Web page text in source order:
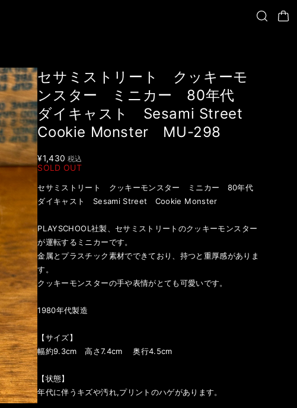
セサミストリート クッキーモ
ンスター ミニカー 80年代
ダイキャスト Sesami Street
Cookie Monster MU-298
¥1,430 税込
SOLD OUT
セサミストリート クッキーモンスター ミニカー 80年代
ダイキャスト Sesami Street Cookie Monster
PLAYSCHOOL社製、セサミストリートのクッキーモンスター
が運転するミニカーです。
金属とプラスチック素材でできており、持つと重厚感がありま
す。
クッキーモンスターの手や表情がとても可愛いです。
1980年代製造
【サイズ】
幅約9.3cm 高さ7.4cm 奥行4.5cm
【状態】
年代に伴うキズや汚れ,プリントのハゲがあります。